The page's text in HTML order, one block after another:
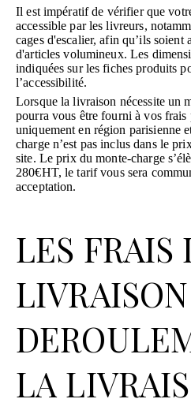
Il est impératif de vérifier que
accessible par les livreurs,
cages d'escalier, afin qu’ils soient
d'articles volumineux. Les
indiquées sur les fiches produits
l’accessibilité.
Lorsque la livraison nécessite un
pourra vous être fourni à vos frais
uniquement en région parisienne
charge n’est pas inclus dans le
site. Le prix du monte-charge
280€HT, le tarif vous sera
acceptation.
LES FRAIS
LA